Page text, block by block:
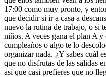
17:00 como muy pronto, y
que decidir si ir a casa a
nuevo la rutina de trabajo, o si
niños. A veces gana el plan A
cumpleaños o algo te lo
organizar nada. ¿Y sabes cuál
que no disfrutas de las salidas
así que casi prefieres que no